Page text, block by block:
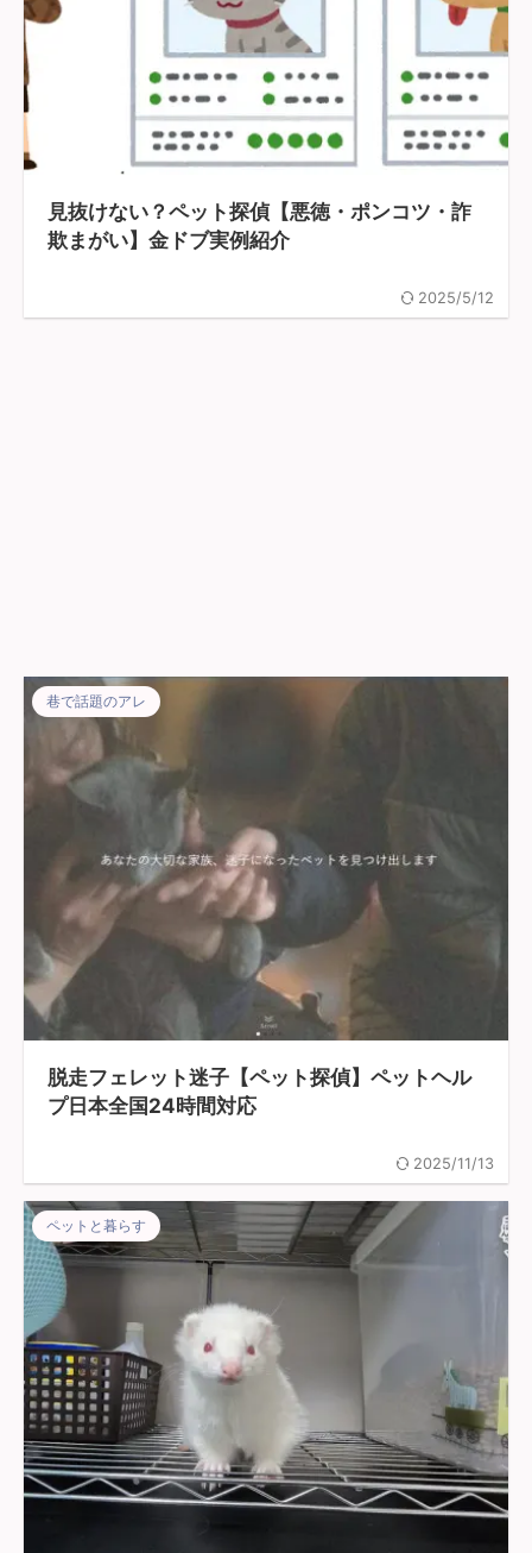
見抜けない？ペット探偵【悪徳・ポンコツ・詐
欺まがい】金ドブ実例紹介
2025/5/12
巷で話題のアレ
脱走フェレット迷子【ペット探偵】ペットヘル
プ日本全国24時間対応
2025/11/13
ペットと暮らす